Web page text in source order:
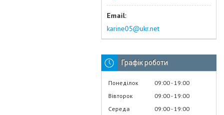
karine05@ukr.net
Графік роботи
Понеділок 09:00 19:00
Вівторок
09:00 19:00
Середа
09:00 19:00